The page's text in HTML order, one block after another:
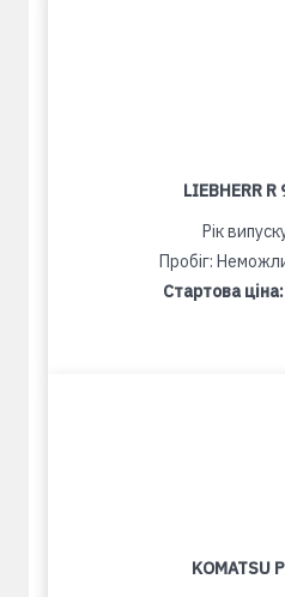
LIEBHERR R
Рік
Пробіг:
Стартова ціна:
KOMATSU